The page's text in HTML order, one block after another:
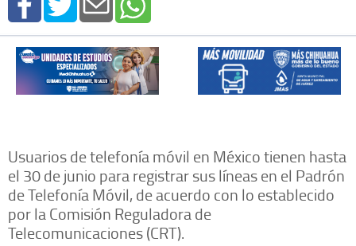
Usuarios de telefonía móvil en México tienen hasta
el 30 de junio para registrar sus líneas en el Padrón
de Telefonía Móvil, de acuerdo con lo establecido
por la Comisión Reguladora de
Telecomunicaciones (CRT).